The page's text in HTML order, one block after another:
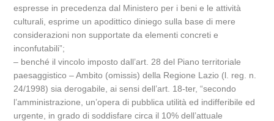
espresse in precedenza dal Ministero per i beni e le attività
culturali, esprime un apodittico diniego sulla base di mere
considerazioni non supportate da elementi concreti e
inconfutabili”;
– benché il vincolo imposto dall’art. 28 del Piano territoriale
paesaggistico – Ambito (omissis) della Regione Lazio (l. reg. n.
24/1998) sia derogabile, ai sensi dell’art. 18-ter, “secondo
l’amministrazione, un’opera di pubblica utilità ed indifferibile ed
urgente, in grado di soddisfare circa il 10% dell’attuale